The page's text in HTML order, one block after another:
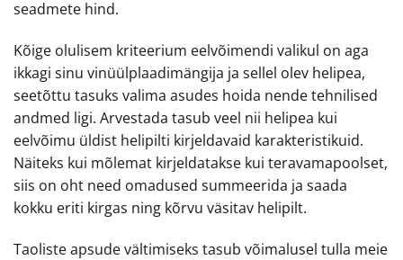
seadmete hind.
Kõige olulisem kriteerium eelvõimendi valikul on aga
ikkagi sinu vinüülplaadimängija ja sellel olev helipea,
seetõttu tasuks valima asudes hoida nende tehnilised
andmed ligi. Arvestada tasub veel nii helipea kui
eelvõimu üldist helipilti kirjeldavaid karakteristikuid.
Näiteks kui mõlemat kirjeldatakse kui teravamapoolset,
siis on oht need omadused summeerida ja saada
kokku eriti kirgas ning kõrvu väsitav helipilt.
Taoliste apsude vältimiseks tasub võimalusel tulla meie